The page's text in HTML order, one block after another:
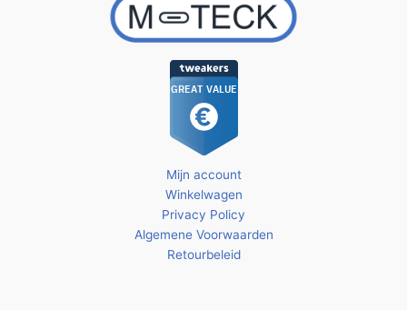
Mijn account
Winkelwagen
Privacy Policy
Algemene Voorwaarden
Retourbeleid